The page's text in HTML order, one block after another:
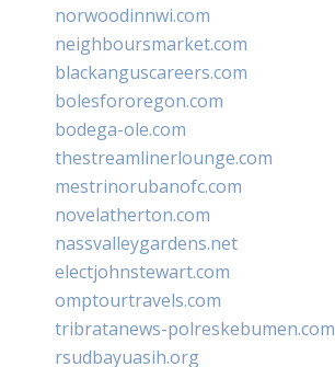
norwoodinnwi.com
neighboursmarket.com
blackanguscareers.com
bolesfororegon.com
bodega-ole.com
thestreamlinerlounge.com
mestrinorubanofc.com
novelatherton.com
nassvalleygardens.net
electjohnstewart.com
omptourtravels.com
tribratanews-polreskebumen.com
rsudbayuasih.org